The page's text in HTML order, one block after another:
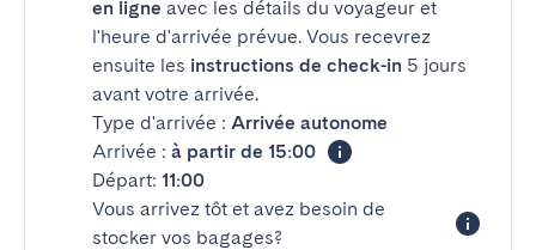
en ligne avec les détails du voyageur et
l'heure d'arrivée prévue. Vous recevrez
ensuite les instructions de check-in 5 jours
avant votre arrivée.
Type d'arrivée : Arrivée autonome
Arrivée : à partir de 15:00
Départ: 11:00
Vous arrivez tôt et avez besoin de
stocker vos bagages?